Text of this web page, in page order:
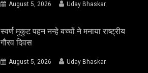
August 5, 2026 Uday Bhaskar
स्वर्ण मुकुट पहन नन्हे बच्चों ने मनाया राष्ट्रीय
गौरव दिवस
August 5, 2026 Uday Bhaskar